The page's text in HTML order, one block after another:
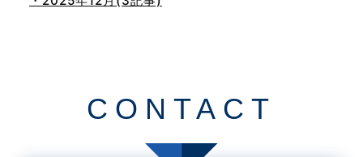
・2025年8月(2記事)
CONTACT